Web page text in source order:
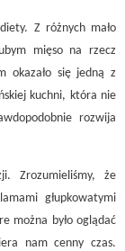
Z różnych mało
mięso na rzecz
okazało się jedną z
kuchni, która nie
rozwija
Zrozumieliśmy, że
głupkowatymi
można było oglądać
nam cenny czas.